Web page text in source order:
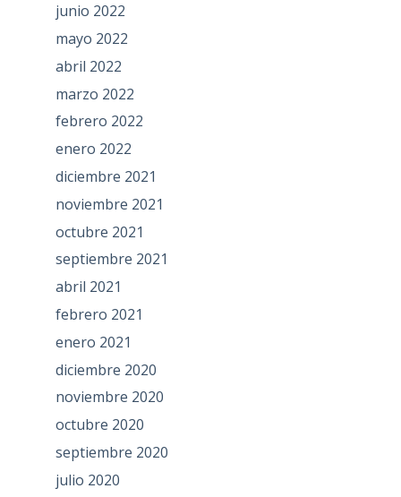
junio 2022
mayo 2022
abril 2022
marzo 2022
febrero 2022
enero 2022
diciembre 2021
noviembre 2021
octubre 2021
septiembre 2021
abril 2021
febrero 2021
enero 2021
diciembre 2020
noviembre 2020
octubre 2020
septiembre 2020
julio 2020